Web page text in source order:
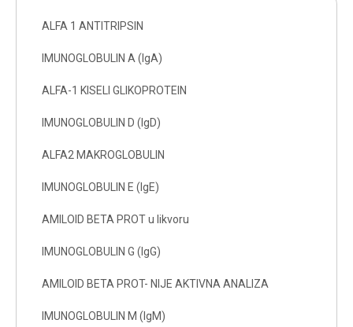
ALFA 1 ANTITRIPSIN
IMUNOGLOBULIN A (IgA)
ALFA-1 KISELI GLIKOPROTEIN
IMUNOGLOBULIN D (IgD)
ALFA2 MAKROGLOBULIN
IMUNOGLOBULIN E (IgE)
AMILOID BETA PROT u likvoru
IMUNOGLOBULIN G (IgG)
AMILOID BETA PROT- NIJE AKTIVNA ANALIZA
IMUNOGLOBULIN M (IgM)